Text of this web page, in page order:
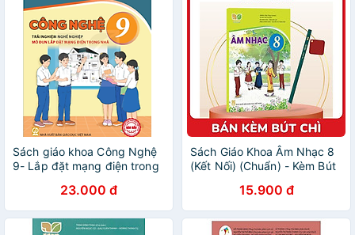
Sách giáo khoa Công Nghệ
9- Lắp đặt mạng điện trong
Cuộc Sống (Kèm Nilon bọc
Sách)
23.000 đ
Sách Giáo Khoa Âm Nhạc 8
(Kết Nối) (Chuẩn) - Kèm Bút
15.900 đ